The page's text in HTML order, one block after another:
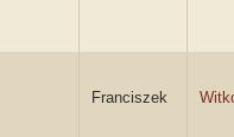
Franciszek